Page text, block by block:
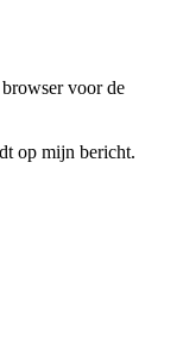
voor de
op mijn bericht.